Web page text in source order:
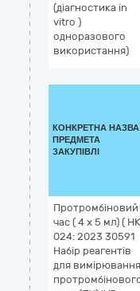
(діагностика in
vitro )
одноразового
використання)
КОНКРЕТНА НАЗВА
ПРЕДМЕТА
ЗАКУПІВЛІ
Протромбіновий
час ( 4 х 5 мл) ( НК
024: 2023 30591
Набір реагентів
для вимірювання